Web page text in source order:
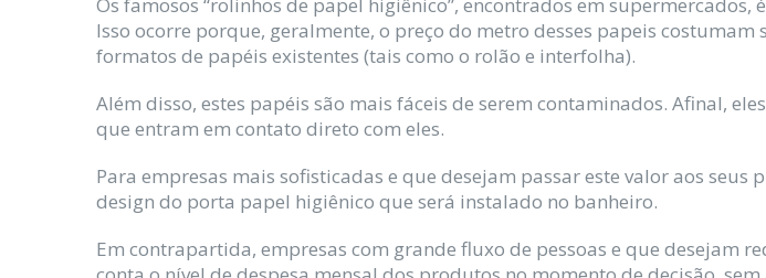
Isso ocorre porque, geralmente, o preço do metro desses papeis
formatos de papéis existentes (tais como o rolão e interfolha).
Além disso, estes papéis são mais fáceis de serem contaminados. Afinal,
que entram em contato direto com eles.
Para empresas mais sofisticadas e que desejam passar este valor aos
design do porta papel higiênico que será instalado no banheiro.
Em contrapartida, empresas com grande fluxo de pessoas e que desejam